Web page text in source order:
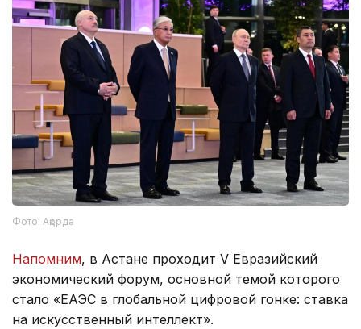
Фото: Ақорда
Напомним, в Астане проходит V Евразийский
экономический форум, основной темой которого
стало «ЕАЭС в глобальной цифровой гонке: ставка
на искусственный интеллект».